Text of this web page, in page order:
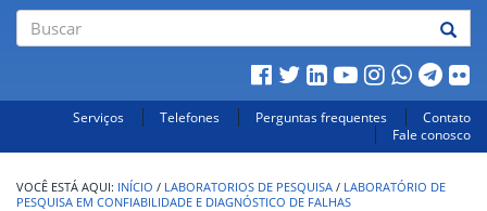
Serviços Telefones Perguntas frequentes
Contato
Fale conosco
INÍCIO / LABORATORIOS DE PESQUISA / LABORATÓRIO DE
PESQUISA EM CONFIABILIDADE E DIAGNÓSTICO DE FALHAS